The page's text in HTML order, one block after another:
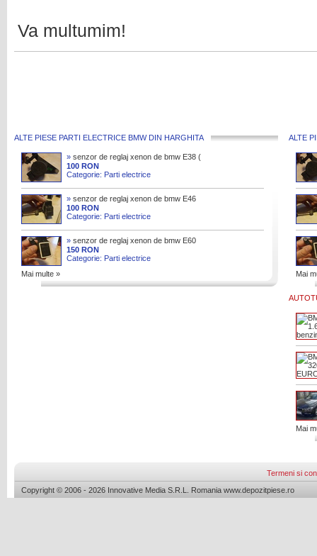
Va multumim!
ALTE PIESE PARTI ELECTRICE BMW DIN HARGHITA
» senzor de reglaj xenon de bmw E38 (
seria 7 ) cod : 1 182 641
100 RON
Categorie: Parti electrice
» senzor de reglaj xenon de bmw E46
E38 E39 X3 X5 cod : 1 093 698
100 RON
Categorie: Parti electrice
» senzor de reglaj xenon de bmw E60
E61 cod : 6 784 700
150 RON
Categorie: Parti electrice
Mai multe »
ALTE
Mai
Mai
Termeni si
Copyright © 2006 - 2026 Innovative Media S.R.L. Romania www.depozitpiese.ro